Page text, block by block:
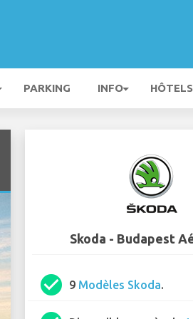
PARKING INFO HÔTELS
Skoda - Budapest
check_circle 9 Modèles Skoda.